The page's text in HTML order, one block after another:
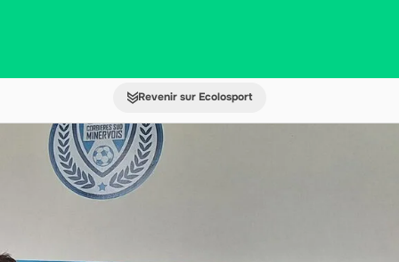
Revenir sur Ecolosport